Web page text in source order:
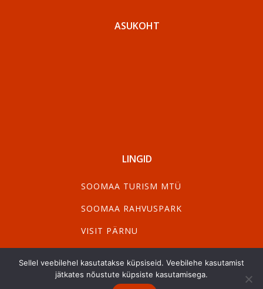
ASUKOHT
LINGID
SOOMAA TURISM MTÜ
SOOMAA RAHVUSPARK
VISIT PÄRNU
UUDISKIRI
Sellel veebilehel kasutatakse küpsiseid. Veebilehe kasutamist
jätkates nõustute küpsiste kasutamisega.